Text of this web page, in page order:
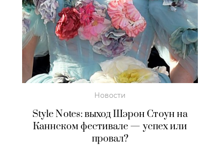
Новости
Style Notes: выход Шэрон Стоун на
Каннском фестивале — успех или
провал?